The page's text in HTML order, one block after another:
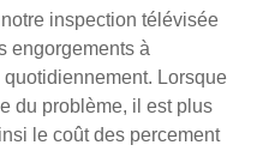
inspection télévisée
engorgements à
Lorsque
du problème, il est plus
le coût des percement